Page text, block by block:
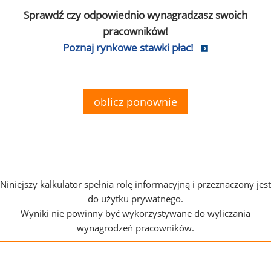
Sprawdź czy odpowiednio wynagradzasz swoich
pracowników!
Poznaj rynkowe stawki płac!
oblicz ponownie
Niniejszy kalkulator spełnia rolę informacyjną i przeznaczony jest
do użytku prywatnego.
Wyniki nie powinny być wykorzystywane do wyliczania
wynagrodzeń pracowników.